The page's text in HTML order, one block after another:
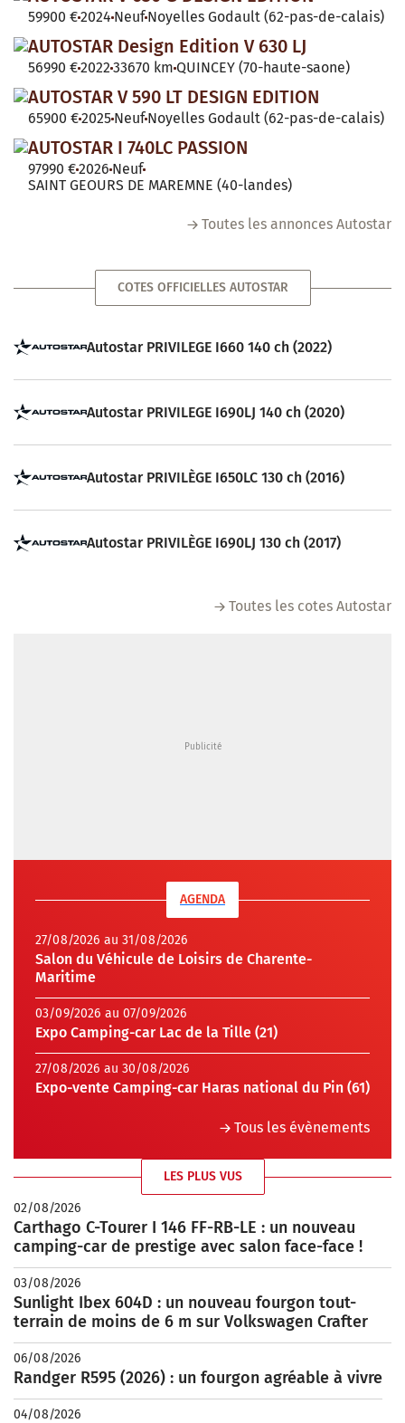
59900 €2024 Neuf Noyelles Godault (62-pas-de-calais)
AUTOSTAR Design Edition V 630 LJ
56990 €2022 33670 km QUINCEY (70-haute-saone)
AUTOSTAR V 590 LT DESIGN EDITION
65900 €2025 Neuf Noyelles Godault (62-pas-de-calais)
AUTOSTAR I 740LC PASSION
97990 €2026 Neuf
SAINT GEOURS DE MAREMNE (40-landes)
Toutes les annonces Autostar
COTES OFFICIELLES AUTOSTAR
Autostar PRIVILEGE I660 140 ch (2022)
Autostar PRIVILEGE I690LJ 140 ch (2020)
Autostar PRIVILÈGE I650LC 130 ch (2016)
Autostar PRIVILÈGE I690LJ 130 ch (2017)
Toutes les cotes Autostar
AGENDA
27/08/2026 au 31/08/2026
Salon du Véhicule de Loisirs de Charente-
Maritime
03/09/2026 au 07/09/2026
Expo Camping-car Lac de la Tille (21)
27/08/2026 au 30/08/2026
Expo-vente Camping-car Haras national du Pin (61)
Tous les évènements
LES PLUS VUS
02/08/2026
Carthago C-Tourer I 146 FF-RB-LE : un nouveau
camping-car de prestige avec salon face-face !
03/08/2026
Sunlight Ibex 604D : un nouveau fourgon tout-
terrain de moins de 6 m sur Volkswagen Crafter
06/08/2026
Randger R595 (2026) : un fourgon agréable à vivre
04/08/2026